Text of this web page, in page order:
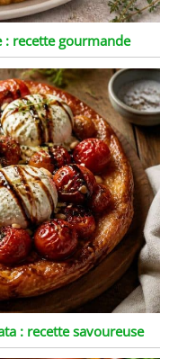
: recette gourmande
: recette savoureuse